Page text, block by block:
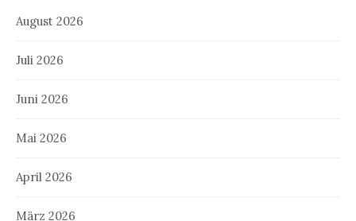
August 2026
Juli 2026
Juni 2026
Mai 2026
April 2026
März 2026